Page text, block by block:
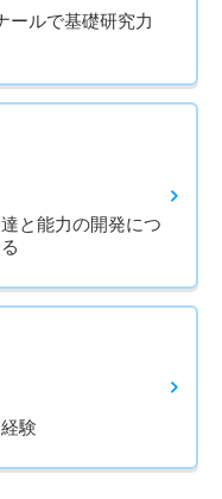
ールで基礎研究力
と能力の開発につ
験